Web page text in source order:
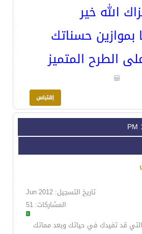
الله خير
بموازين حسناتك
الطرح المتميز
تاريخ التسجيل: Jun 2012
المشاركات: 51
قد تفيدك في حياتك وبعد مماتك